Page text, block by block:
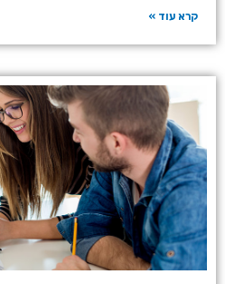
קרא עוד »